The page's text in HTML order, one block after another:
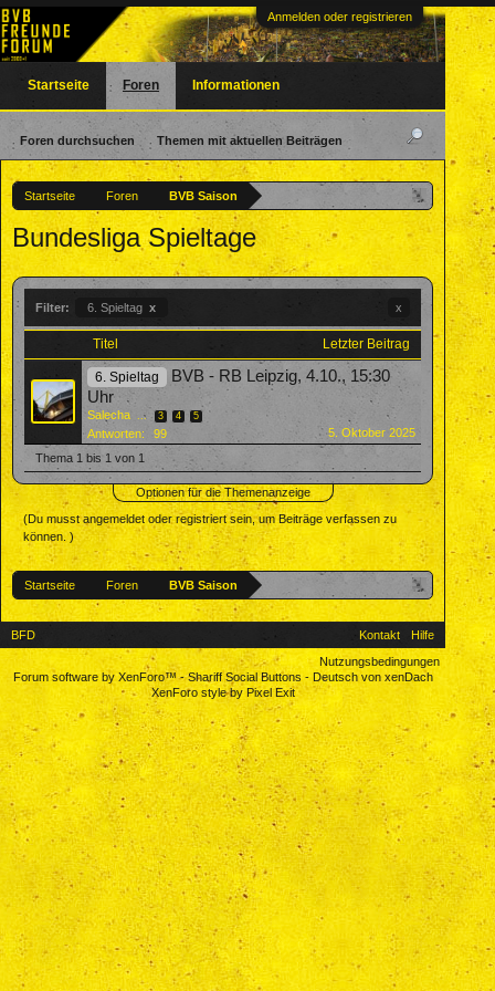
Anmelden oder registrieren
Startseite Foren BVB Saison
Bundesliga Spieltage
Filter: 6. Spieltag x x
Titel Letzter Beitrag
6. Spieltag
BVB - RB Leipzig, 4.10., 15:30
Uhr
Salecha ... 3 4 5
Antworten: 99
5. Oktober 2025
Thema 1 bis 1 von 1
Optionen für die Themenanzeige
(Du musst angemeldet oder registriert sein, um Beiträge verfassen zu
können. )
Startseite Foren BVB Saison
Startseite Foren
Foren durchsuchen Themen mit aktuellen Beiträgen
Informationen
BFD Kontakt
Hilfe
Nutzungsbedingungen
Forum software by XenForo™-Shariff Social Buttons-Deutsch von xenDach
XenForo style by Pixel Exit